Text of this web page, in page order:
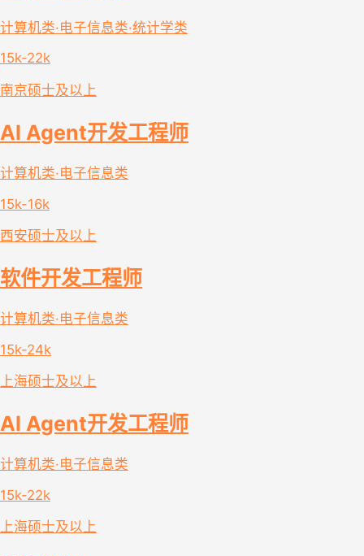
计算机类·电子信息类·统计学类
15k-22k
南京硕士及以上
AI Agent开发工程师
计算机类·电子信息类
15k-16k
西安硕士及以上
软件开发工程师
计算机类·电子信息类
15k-24k
上海硕士及以上
AI Agent开发工程师
计算机类·电子信息类
15k-22k
上海硕士及以上